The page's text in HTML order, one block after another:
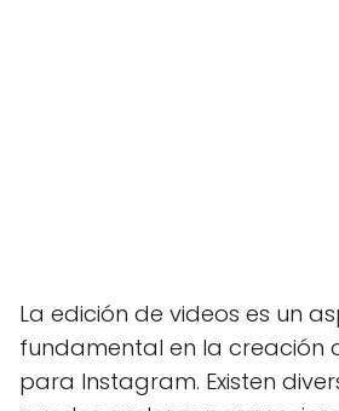
La edición de videos es un
fundamental en la creación
para Instagram. Existen